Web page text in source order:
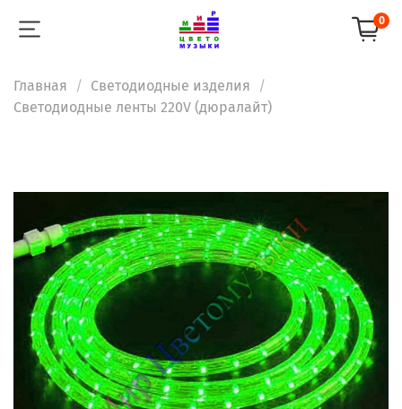
0
Главная
Светодиодные изделия
Светодиодные ленты 220V (дюралайт)